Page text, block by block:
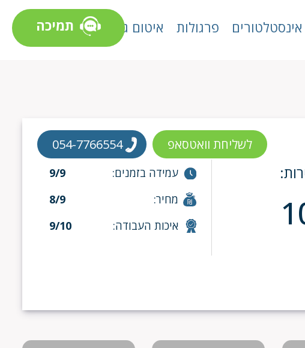
אינסטלטורים פרגולות איטום גגות תמיכה
עמידה בזמנים:
9/9
מחיר:
8/9
איכות העבודה:
9/10
לשליחת וואטסאפ 054-7766554